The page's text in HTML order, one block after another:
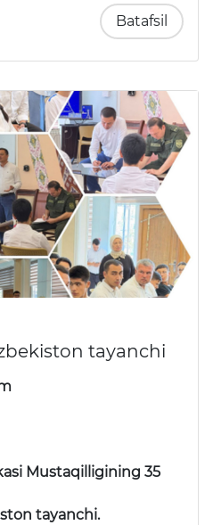
Batafsil
tayanchi
Mustaqilligining 35
tayanchi.